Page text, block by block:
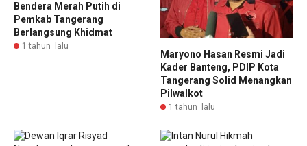
Bendera Merah Putih di
Pemkab Tangerang
Berlangsung Khidmat
1 tahun lalu
Maryono Hasan Resmi Jadi
Kader Banteng, PDIP Kota
Tangerang Solid Menangkan
Pilwalkot
1 tahun lalu